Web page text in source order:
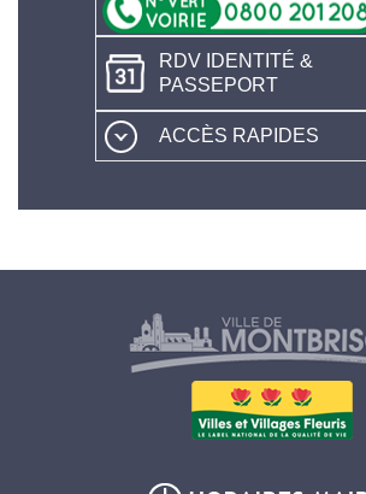
RDV IDENTITÉ &
PASSEPORT
ACCÈS RAPIDES